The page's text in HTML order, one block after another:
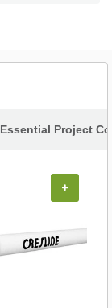
Essential Project
+